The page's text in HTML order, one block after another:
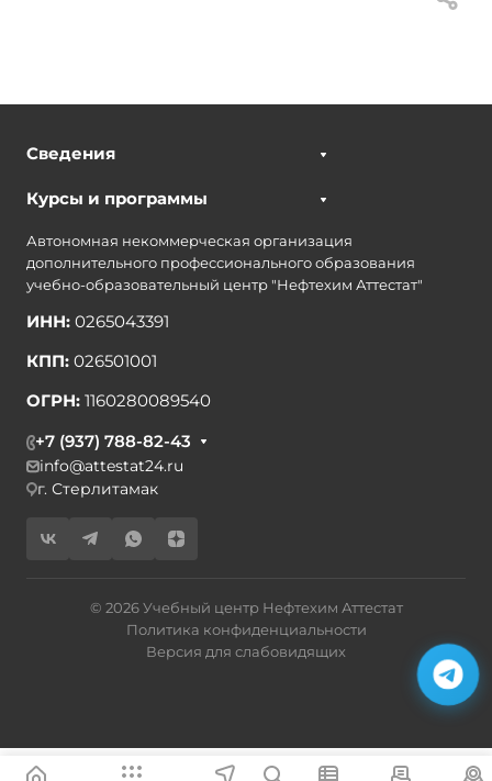
Сведения
Курсы и программы
Автономная некоммерческая организация
дополнительного профессионального образования
учебно-образовательный центр "Нефтехим Аттестат"
ИНН: 0265043391
КПП: 026501001
ОГРН: 1160280089540
+7 (937) 788-82-43
info@attestat24.ru
г. Стерлитамак
© 2026 Учебный центр Нефтехим Аттестат
Политика конфиденциальности
Версия для слабовидящих